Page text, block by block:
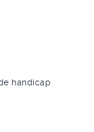
handicap